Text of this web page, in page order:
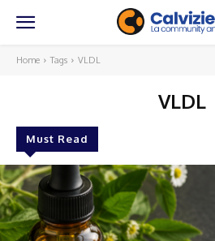
Home Tags VLDL
VLDL
Must Read